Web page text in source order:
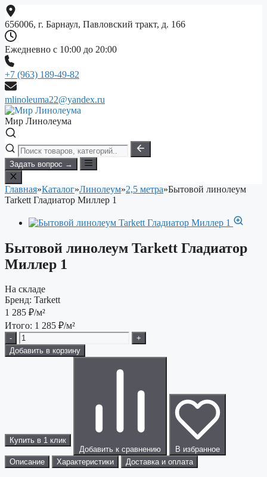
Перейти
к
содержимому
656006, г. Барнаул, Павловский тракт, д. 166
Ежедневно с 10:00 до 20:00
+7 (963) 189-49-82
mlinoleuma22@yandex.ru
Мир Линолеума
Задать вопрос →
Главная»Каталог»Линолеум»2,5 метра»Бытовой линолеум
Tarkett Гладиатор Миллер 1
Бытовой линолеум Tarkett Гладиатор
Миллер 1
На складе
Бренд: Tarkett
1 285 ₽/м²
Итого: 1 285 ₽/м²
-
+
Добавить в корзину
Купить в 1 клик
Добавить к сравнению
В избранное
Описание
Характеристики Доставка и оплата